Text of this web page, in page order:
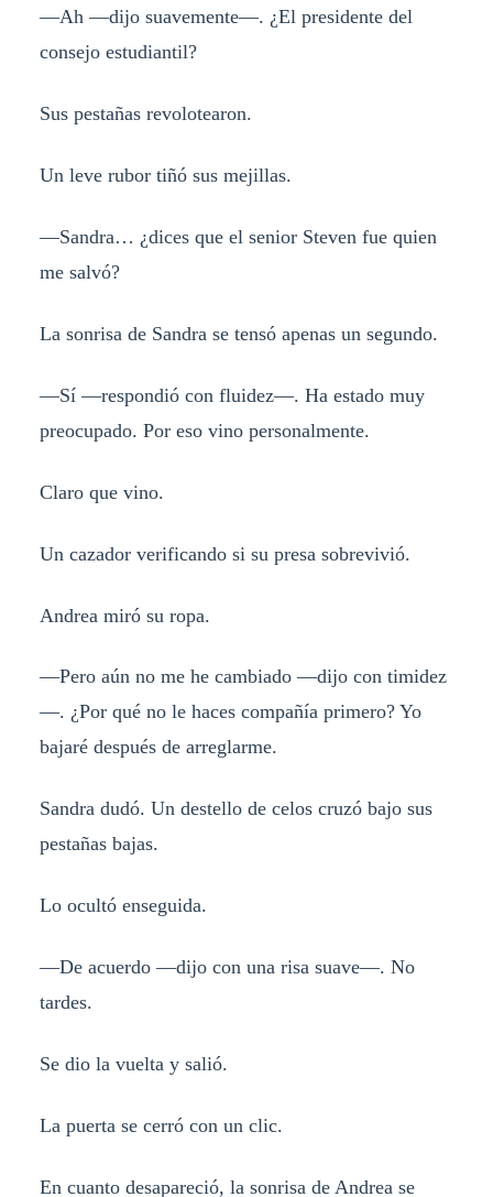
—Ah —dijo suavemente—. ¿El presidente del
consejo estudiantil?
Sus pestañas revolotearon.
Un leve rubor tiñó sus mejillas.
—Sandra… ¿dices que el senior Steven fue quien
me salvó?
La sonrisa de Sandra se tensó apenas un segundo.
—Sí —respondió con fluidez—. Ha estado muy
preocupado. Por eso vino personalmente.
Claro que vino.
Un cazador verificando si su presa sobrevivió.
Andrea miró su ropa.
—Pero aún no me he cambiado —dijo con timidez
—. ¿Por qué no le haces compañía primero? Yo
bajaré después de arreglarme.
Sandra dudó. Un destello de celos cruzó bajo sus
pestañas bajas.
Lo ocultó enseguida.
—De acuerdo —dijo con una risa suave—. No
tardes.
Se dio la vuelta y salió.
La puerta se cerró con un clic.
En cuanto desapareció, la sonrisa de Andrea se